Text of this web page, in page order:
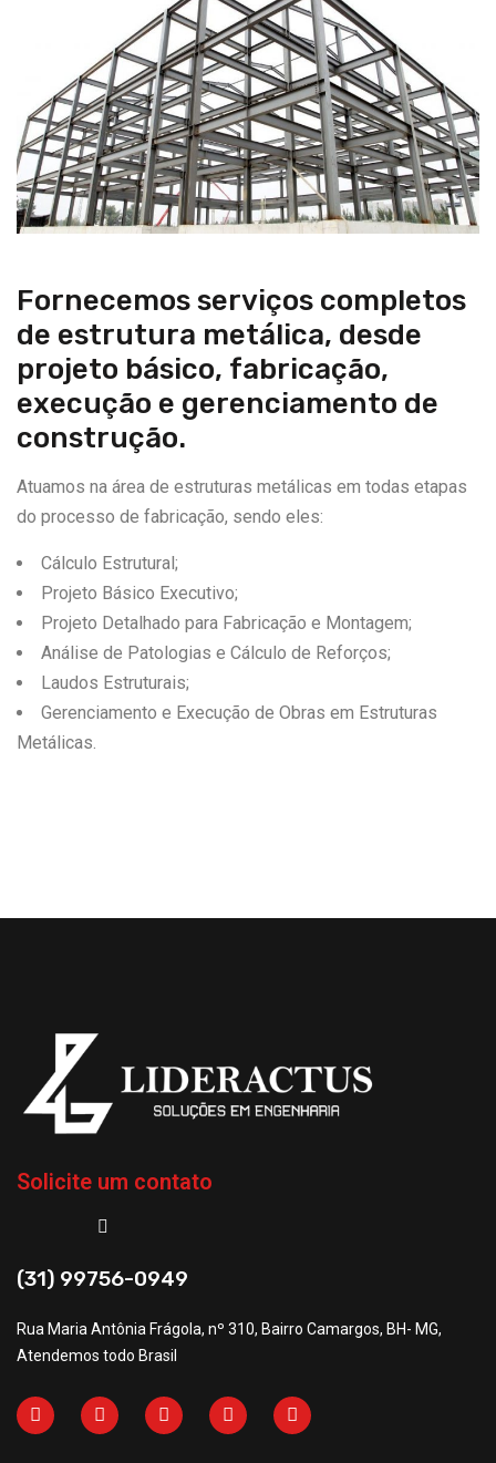
Fornecemos serviços completos
de estrutura metálica, desde
projeto básico, fabricação,
execução e gerenciamento de
construção.
Atuamos na área de estruturas metálicas em todas etapas
do processo de fabricação, sendo eles:
Cálculo Estrutural;
Projeto Básico Executivo;
Projeto Detalhado para Fabricação e Montagem;
Análise de Patologias e Cálculo de Reforços;
Laudos Estruturais;
Gerenciamento e Execução de Obras em Estruturas
Metálicas.
Solicite um contato
(31) 99756-0949
Rua Maria Antônia Frágola, nº 310, Bairro Camargos, BH- MG,
Atendemos todo Brasil